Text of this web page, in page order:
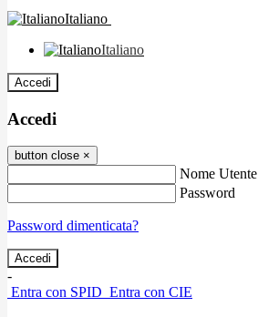
Italiano
Italiano
Accedi
Accedi
button close ×
Nome Utente
Password
Password dimenticata?
-
Entra con SPID Entra con CIE